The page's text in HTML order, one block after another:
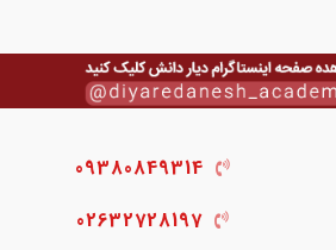
09380849314
02632728197